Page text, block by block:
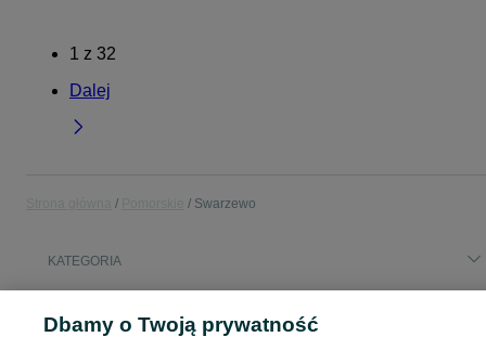
1 z 32
Dalej
Swarzewo
KATEGORIA
cross 125 mieszkanie do wynajęcia
Dbamy o Twoją prywatność